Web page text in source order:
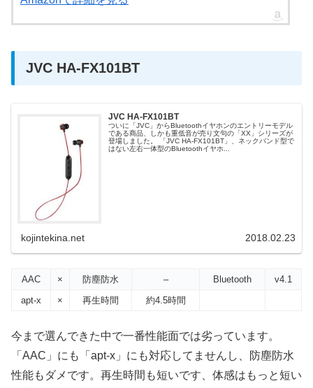
JVC HA-FX101BT
JVC HA-FX101BT
ついに「JVC」からBluetoothイヤホンのエントリーモデル
である商品、しかも重低音が売り文句の「XX」シリーズが
登場しました。 「JVC HA-FX101BT」、ネックバンド型で
はない左右一体型のBluetoothイヤホ...
kojintekina.net 2018.02.23
AAC × 防塵防水 – Bluetooth
v4.1
apt-x
× 再生時間 約4.5時間
今まで選んできた中で一番性能面では劣っています。
「AAC」にも「apt-x」にも対応してませんし、防塵防水
性能もダメです。再生時間も短いです、体感はもっと短い